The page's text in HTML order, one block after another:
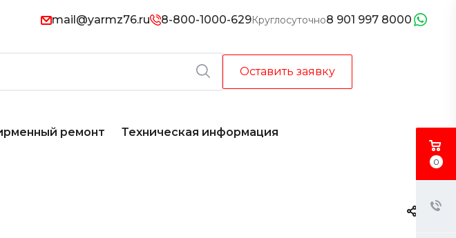
mail@yarmz76.ru 8-800-1000-629Круглосуточно8 901 997 8000
Оставить заявку
ремонт Техническая информация
0